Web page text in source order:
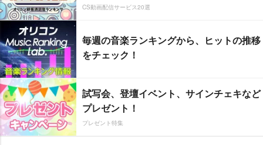
CS動画配信サービス20選
毎週の音楽ランキングから、ヒットの推移
をチェック！
試写会、登壇イベント、サインチェキなど
プレゼント！
プレゼント特集